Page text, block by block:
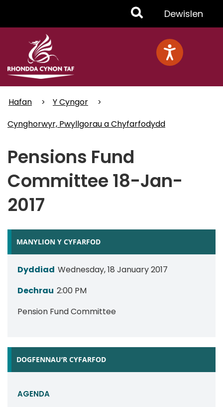
Toggle
Menu
Dewislen
Hafan
Y Cyngor
Cynghorwyr, Pwyllgorau a Chyfarfodydd
Pensions Fund
Committee 18-Jan-
2017
MANYLION Y CYFARFOD
Dyddiad Wednesday, 18 January 2017
Dechrau 2:00 PM
Pension Fund Committee
DOGFENNAU’R CYFARFOD
AGENDA